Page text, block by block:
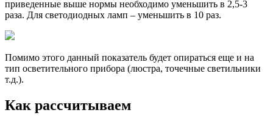
приведенные выше нормы необходимо уменьшить в 2,5-3
раза. Для светодиодных ламп – уменьшить в 10 раз.
Помимо этого данный показатель будет опираться еще и на
тип осветительного прибора (люстра, точечные светильники
т.д.).
Как рассчитываем